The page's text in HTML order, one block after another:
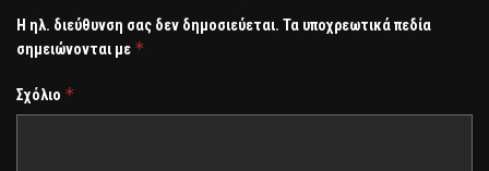
Η ηλ. διεύθυνση σας δεν δημοσιεύεται. Τα υποχρεωτικά πεδία
σημειώνονται με *
Σχόλιο *